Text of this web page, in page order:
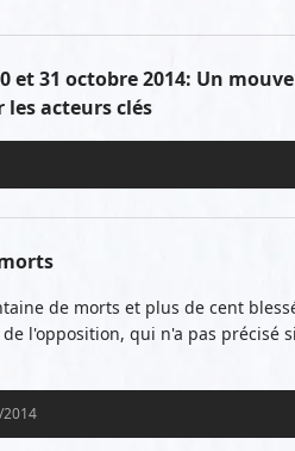
31 octobre 2014: Un
acteurs clés
de morts et plus de cent
l'opposition, qui n'a pas précisé